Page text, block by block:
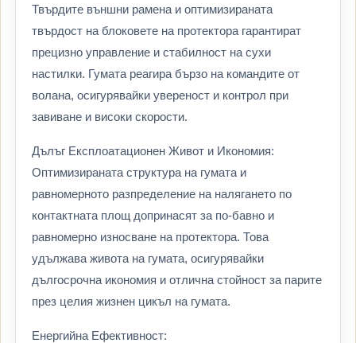
Твърдите външни рамена и оптимизираната
твърдост на блоковете на протектора гарантират
прецизно управление и стабилност на сухи
настилки. Гумата реагира бързо на командите от
волана, осигурявайки увереност и контрол при
завиване и високи скорости.
Дълъг Експлоатационен Живот и Икономия:
Оптимизираната структура на гумата и
равномерното разпределение на налягането по
контактната площ допринасят за по-бавно и
равномерно износване на протектора. Това
удължава живота на гумата, осигурявайки
дългосрочна икономия и отлична стойност за парите
през целия жизнен цикъл на гумата.
Енергийна Ефективност: